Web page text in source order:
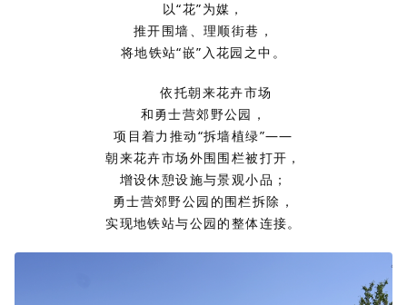
以“花”为媒，
推开围墙、理顺街巷，
将地铁站“嵌”入花园之中。
依托朝来花卉市场
和勇士营郊野公园，
项目着力推动“拆墙植绿”——
朝来花卉市场外围围栏被打开，
增设休憩设施与景观小品；
勇士营郊野公园的围栏拆除，
实现地铁站与公园的整体连接。